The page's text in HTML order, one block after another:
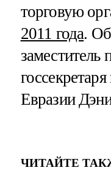
торговую
2011 года. Об
Евразии
ЧИТАЙТЕ